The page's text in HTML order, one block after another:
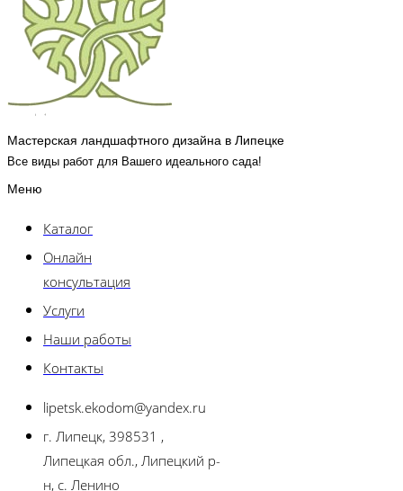
Мастерская ландшафтного дизайна в Липецке
Все виды работ для Вашего идеального сада!
Меню
Каталог
Онлайн
консультация
Услуги
Наши работы
Контакты
lipetsk.ekodom@yandex.ru
г. Липецк, 398531 ,
Липецкая обл., Липецкий р-
н, с. Ленино